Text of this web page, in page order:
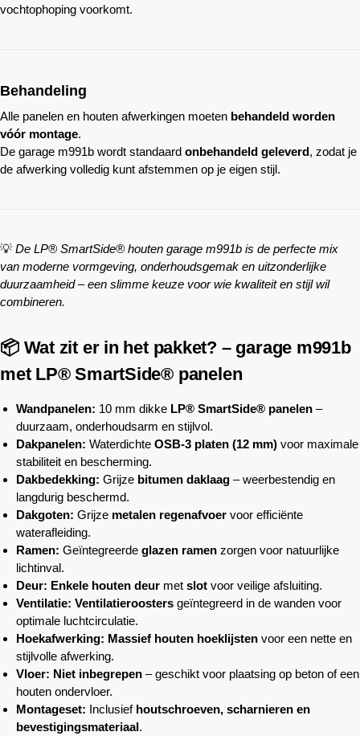
vochtophoping voorkomt.
Behandeling
Alle panelen en houten afwerkingen moeten behandeld worden
vóór montage.
De garage m991b wordt standaard onbehandeld geleverd, zodat je
de afwerking volledig kunt afstemmen op je eigen stijl.
💡 De LP® SmartSide® houten garage m991b is de perfecte mix
van moderne vormgeving, onderhoudsgemak en uitzonderlijke
duurzaamheid – een slimme keuze voor wie kwaliteit en stijl wil
combineren.
📦 Wat zit er in het pakket? – garage m991b
met LP® SmartSide® panelen
Wandpanelen: 10 mm dikke LP® SmartSide® panelen –
duurzaam, onderhoudsarm en stijlvol.
Dakpanelen: Waterdichte OSB-3 platen (12 mm) voor maximale
stabiliteit en bescherming.
Dakbedekking: Grijze bitumen daklaag – weerbestendig en
langdurig beschermd.
Dakgoten: Grijze metalen regenafvoer voor efficiënte
waterafleiding.
Ramen: Geïntegreerde glazen ramen zorgen voor natuurlijke
lichtinval.
Deur: Enkele houten deur met slot voor veilige afsluiting.
Ventilatie: Ventilatieroosters geïntegreerd in de wanden voor
optimale luchtcirculatie.
Hoekafwerking: Massief houten hoeklijsten voor een nette en
stijlvolle afwerking.
Vloer: Niet inbegrepen – geschikt voor plaatsing op beton of een
houten ondervloer.
Montageset: Inclusief houtschroeven, scharnieren en
bevestigingsmateriaal.